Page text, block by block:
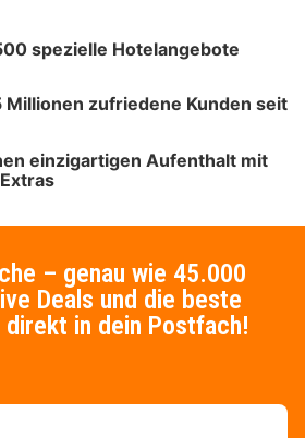
spezielle Hotelangebote
Millionen zufriedene Kunden seit
einzigartigen Aufenthalt mit
– genau wie 45.000
Deals und die beste
in dein Postfach!